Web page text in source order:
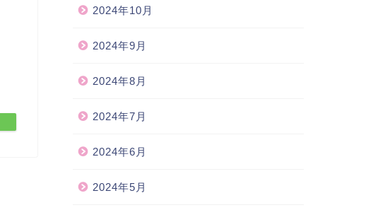
2024年10月
2024年9月
2024年8月
2024年7月
2024年6月
2024年5月